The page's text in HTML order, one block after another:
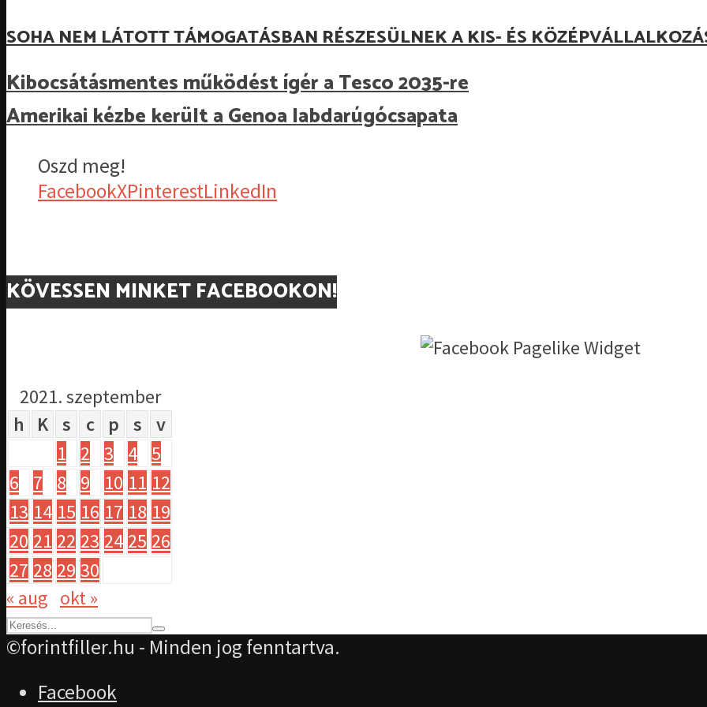
SOHA NEM LÁTOTT TÁMOGATÁSBAN RÉSZESÜLNEK A KIS- ÉS
Kibocsátásmentes működést ígér a Tesco 2035-re
Amerikai kézbe került a Genoa labdarúgócsapata
Oszd meg!
FacebookXPinterestLinkedIn
KÖVESSEN MINKET FACEBOOKON!
2021. szeptember
h
K s c p s
v
1
2 3 4 5
6
7 8 9 10 11 12
13 14 15 16 17 18 19
20 21 22 23 24 25 26
27 28 29 30
« aug okt »
©forintfiller.hu - Minden jog fenntartva.
Facebook